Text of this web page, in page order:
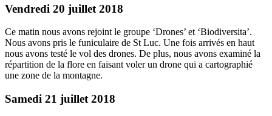
Vendredi 20 juillet 2018
Ce matin nous avons rejoint le groupe ‘Drones’ et ‘Biodiversita’.
Nous avons pris le funiculaire de St Luc. Une fois arrivés en haut
nous avons testé le vol des drones. De plus, nous avons examiné la
répartition de la flore en faisant voler un drone qui a cartographié
une zone de la montagne.
Samedi 21 juillet 2018